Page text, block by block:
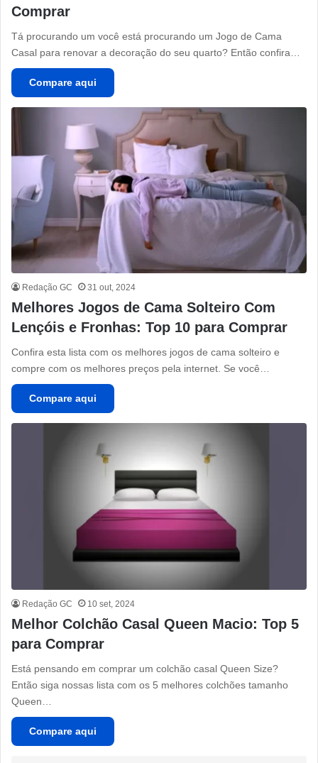
Comprar
Tá procurando um você está procurando um Jogo de Cama
Casal para renovar a decoração do seu quarto? Então confira…
Compare aqui
Redação GC 31 out, 2024
Melhores Jogos de Cama Solteiro Com
Lençóis e Fronhas: Top 10 para Comprar
Confira esta lista com os melhores jogos de cama solteiro e
compre com os melhores preços pela internet. Se você…
Compare aqui
Redação GC 10 set, 2024
Melhor Colchão Casal Queen Macio: Top 5
para Comprar
Está pensando em comprar um colchão casal Queen Size?
Então siga nossas lista com os 5 melhores colchões tamanho
Queen…
Compare aqui